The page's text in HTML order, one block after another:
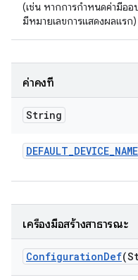
(เช่น หากการกำหนดค่ามีออ
มีหมายเลขการแสดงผลแรก)
ค่าคงที่
String
DEFAULT_DEVICE_NAME
เครื่องมือสร้างสาธารณะ
ConfigurationDef